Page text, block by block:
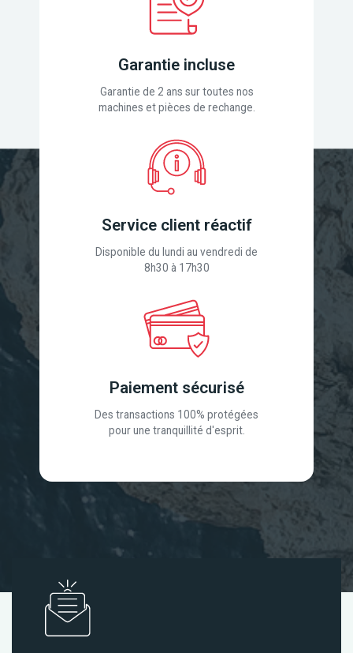
Garantie incluse
Garantie de 2 ans sur toutes nos
machines et pièces de rechange.
Service client réactif
Disponible du lundi au vendredi de
8h30 à 17h30
Paiement sécurisé
Des transactions 100% protégées
pour une tranquillité d'esprit.